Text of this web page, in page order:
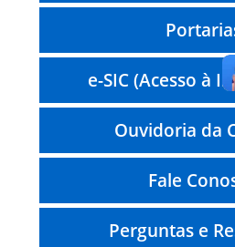
e-SIC (Acesso à
Ouvidoria da
Fale
Perguntas e